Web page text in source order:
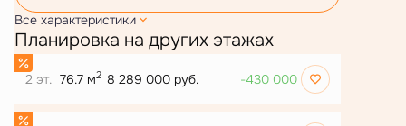
Все характеристики
Планировка на других этажах
2 эт. 76.7 м2 8 289 000 руб. -430 000